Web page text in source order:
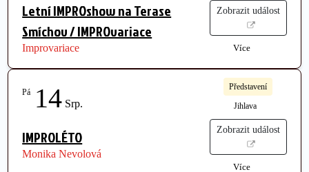
Letní IMPROshow na Terase
Smíchov / IMPROvariace
Improvariace
Zobrazit událost
Více
Pá 14 Srp.
Představení
Jihlava
IMPROLÉTO
Monika Nevolová
Zobrazit událost
Více